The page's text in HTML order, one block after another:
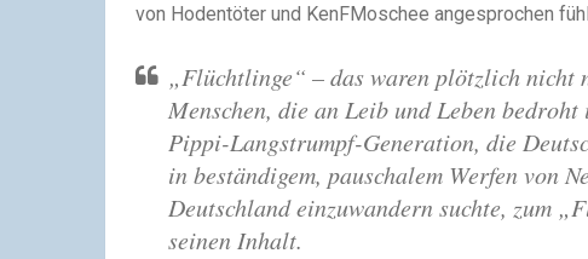
von Hodentöter und KenFMoschee angesprochen
„Flüchtlinge“ – das waren plötzlich
Menschen, die an Leib und Leben
Pippi-Langstrumpf-Generation, die
in beständigem, pauschalem Werfen von
Deutschland einzuwandern suchte, zum
seinen Inhalt.